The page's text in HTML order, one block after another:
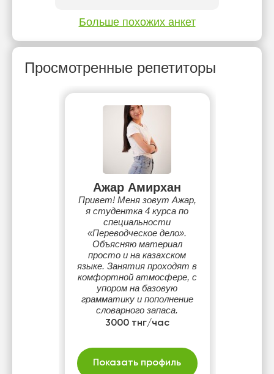
Больше похожих анкет
Просмотренные репетиторы
Ажар Амирхан
Привет! Меня зовут Ажар,
я студентка 4 курса по
специальности
«Переводческое дело».
Объясняю материал
просто и на казахском
языке. Занятия проходят в
комфортной атмосфере, с
упором на базовую
грамматику и пополнение
словарного запаса.
Подходит для тех, кто
турецкий язык так же, как
люблю его сама!
3000 тнг/час
Показать профиль